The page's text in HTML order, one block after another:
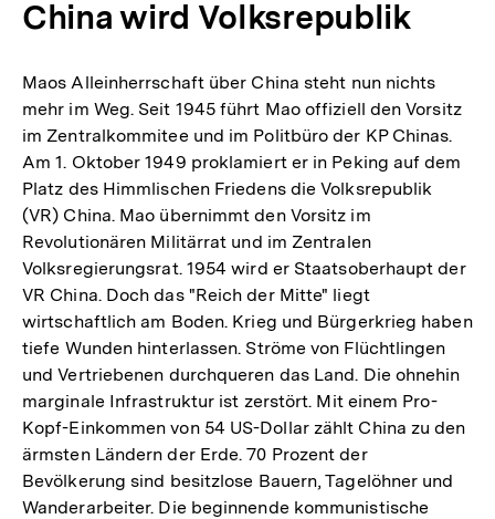
China wird Volksrepublik
Maos Alleinherrschaft über China steht nun nichts
mehr im Weg. Seit 1945 führt Mao offiziell den Vorsitz
im Zentralkommitee und im Politbüro der KP Chinas.
Am 1. Oktober 1949 proklamiert er in Peking auf dem
Platz des Himmlischen Friedens die Volksrepublik
(VR) China. Mao übernimmt den Vorsitz im
Revolutionären Militärrat und im Zentralen
Volksregierungsrat. 1954 wird er Staatsoberhaupt der
VR China. Doch das "Reich der Mitte" liegt
wirtschaftlich am Boden. Krieg und Bürgerkrieg haben
tiefe Wunden hinterlassen. Ströme von Flüchtlingen
und Vertriebenen durchqueren das Land. Die ohnehin
marginale Infrastruktur ist zerstört. Mit einem Pro-
Kopf-Einkommen von 54 US-Dollar zählt China zu den
ärmsten Ländern der Erde. 70 Prozent der
Bevölkerung sind besitzlose Bauern, Tagelöhner und
Wanderarbeiter. Die beginnende kommunistische